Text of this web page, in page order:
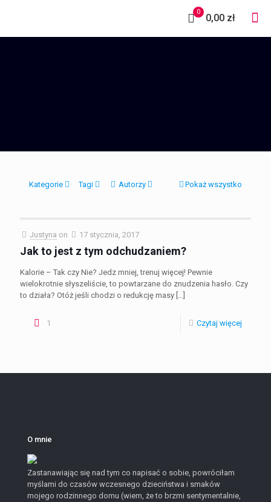
0
0,00 zł
Kategorie Tagi Autorzy Pokaż wszystko
Justyna on 17 stycznia, 2017
Jak to jest z tym odchudzaniem?
Kalorie – Tak czy Nie? Jedz mniej, trenuj więcej! Pewnie
wielokrotnie słyszeliście, to powtarzane do znudzenia hasło. Czy
to działa? Otóż jeśli chodzi o redukcję masy […]
1 Czytaj więcej
O mnie
Zastanawiając się nad tym co napisać o sobie, powróciłam
myślami do czasów wczesnego dzieciństwa i smaków
mojego rodzinnego domu (wiem, że to brzmi sentymentalnie,